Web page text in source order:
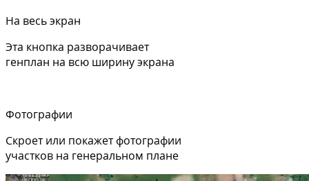
На весь экран
Эта кнопка разворачивает
генплан на всю ширину экрана
Фотографии
Скроет или покажет фотографии
участков на генеральном плане